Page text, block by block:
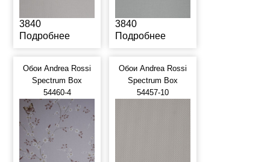
3840
Подробнее
3840
Подробнее
Обои Andrea Rossi
Spectrum Box
54460-4
Обои Andrea Rossi
Spectrum Box
54457-10